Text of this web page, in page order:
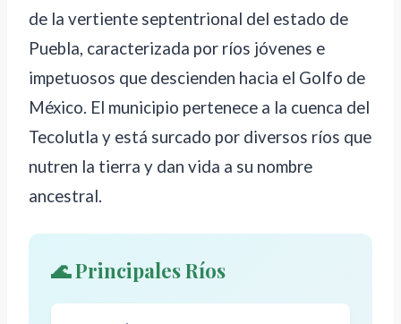
de la vertiente septentrional del estado de
Puebla, caracterizada por ríos jóvenes e
impetuosos que descienden hacia el Golfo de
México. El municipio pertenece a la cuenca del
Tecolutla y está surcado por diversos ríos que
nutren la tierra y dan vida a su nombre
ancestral.
🌊 Principales Ríos